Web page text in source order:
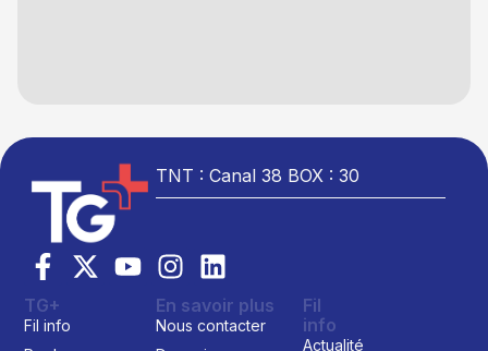
TNT : Canal 38 BOX : 30
TG+
Fil info
En savoir plus
Nous contacter
Fil
info
Actualité